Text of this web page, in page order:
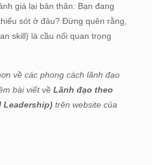
giá lại bản thân: Bạn đang
sót ở đâu? Đừng quên rằng,
skill) là cầu nối quan trọng
về các phong cách lãnh đạo
bài viết về Lãnh đạo theo
Leadership)trên website của